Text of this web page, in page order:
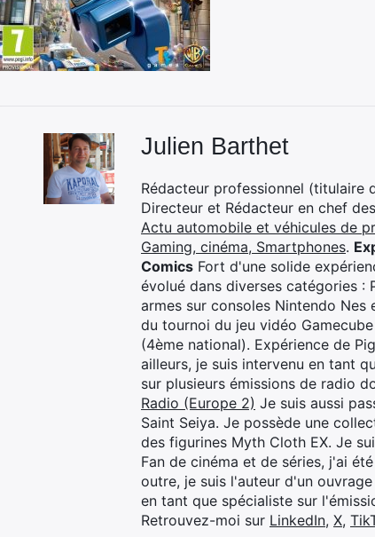
Julien Barthet
Rédacteur professionnel (titulaire
Directeur et Rédacteur en chef
Actu automobile et véhicules de
Gaming, cinéma, Smartphones.
Comics Fort d'une solide
évolué dans diverses catégories :
armes sur consoles Nintendo
du tournoi du jeu vidéo
(4ème national). Expérience de
ailleurs, je suis intervenu en tant
sur plusieurs émissions de radio
Radio (Europe 2) Je suis aussi
Saint Seiya. Je possède une
des figurines Myth Cloth EX. Je
Fan de cinéma et de séries, j'ai
outre, je suis l'auteur d'un
en tant que spécialiste sur
Retrouvez-moi sur LinkedIn, X,